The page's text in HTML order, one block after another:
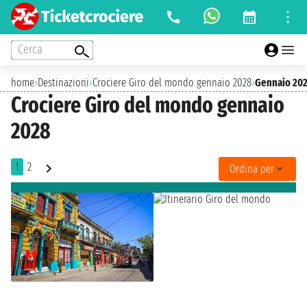
Cerca
home›Destinazioni›Crociere Giro del mondo gennaio 2028›Gennaio
Crociere Giro del mondo gennaio
2028
1 2 Ordina per